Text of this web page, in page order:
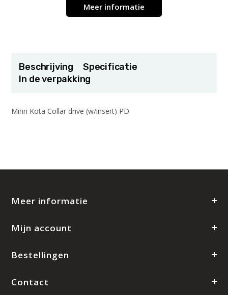
Meer informatie
Beschrijving
Specificatie
In de verpakking
Minn Kota Collar drive (w/insert) PD
Meer informatie
Mijn account
Bestellingen
Contact